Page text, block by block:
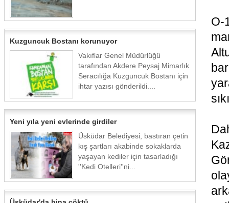
Kuzguncuk Bostanı korunuyor
Vakıflar Genel Müdürlüğü
tarafından Akdere Peysaj Mimarlık
Seracılığa Kuzguncuk Bostanı için
ihtar yazısı gönderildi....
Yeni yıla yeni evlerinde girdiler
Üsküdar Belediyesi, bastıran çetin
kış şartları akabinde sokaklarda
yaşayan kediler için tasarladığı
''Kedi Otelleri''ni...
O-